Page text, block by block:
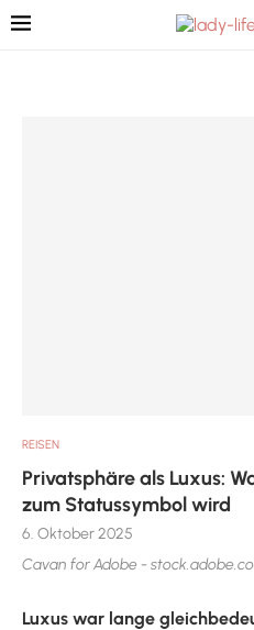
REISEN
Privatsphäre als Luxus:
zum Statussymbol wird
6. Oktober 2025
Cavan for Adobe -
Luxus war lange